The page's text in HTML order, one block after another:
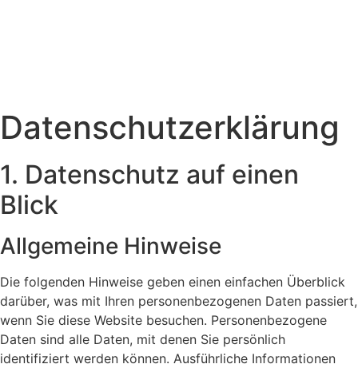
Datenschutzerklärung
1. Datenschutz auf einen
Blick
Allgemeine Hinweise
Die folgenden Hinweise geben einen einfachen Überblick
darüber, was mit Ihren personenbezogenen Daten passiert,
wenn Sie diese Website besuchen. Personenbezogene
Daten sind alle Daten, mit denen Sie persönlich
identifiziert werden können. Ausführliche Informationen